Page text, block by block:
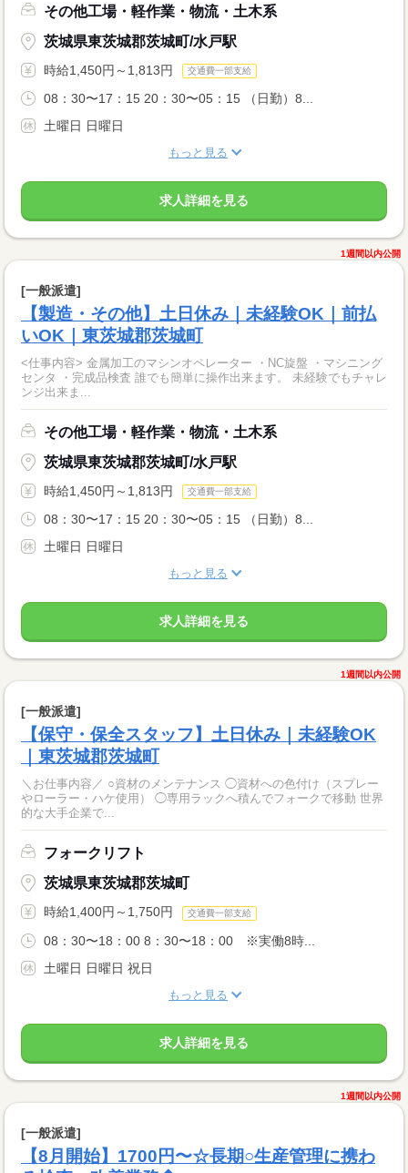
その他工場・軽作業・物流・土木系
茨城県東茨城郡茨城町/水戸駅
時給1,450円～1,813円 交通費一部支給
08：30〜17：15 20：30〜05：15 （日勤）8...
土曜日 日曜日
もっと見る
求人詳細を見る
1週間以内公開
[一般派遣]
【製造・その他】土日休み｜未経験OK｜前払
いOK｜東茨城郡茨城町
<仕事内容> 金属加工のマシンオペレーター ・NC旋盤 ・マシニング
センタ ・完成品検査 誰でも簡単に操作出来ます。 未経験でもチャレ
ンジ出来ま...
その他工場・軽作業・物流・土木系
茨城県東茨城郡茨城町/水戸駅
時給1,450円～1,813円 交通費一部支給
08：30〜17：15 20：30〜05：15 （日勤）8...
土曜日 日曜日
もっと見る
求人詳細を見る
1週間以内公開
[一般派遣]
【保守・保全スタッフ】土日休み｜未経験OK
｜東茨城郡茨城町
＼お仕事内容／ ○資材のメンテナンス ◯資材への色付け（スプレー
やローラー・ハケ使用） ◯専用ラックへ積んでフォークで移動 世界
的な大手企業で...
フォークリフト
茨城県東茨城郡茨城町
時給1,400円～1,750円 交通費一部支給
08：30〜18：00 8：30〜18：00 ※実働8時...
土曜日 日曜日 祝日
もっと見る
求人詳細を見る
1週間以内公開
[一般派遣]
【8月開始】1700円〜☆長期○生産管理に携わ